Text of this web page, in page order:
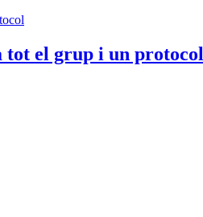
tot el grup i un protocol